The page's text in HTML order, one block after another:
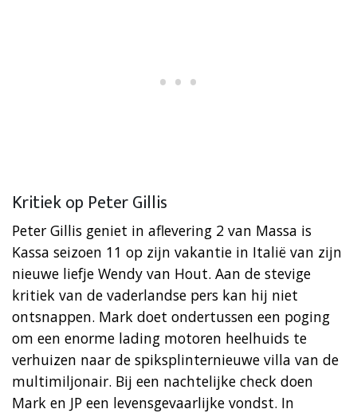
Kritiek op Peter Gillis
Peter Gillis geniet in aflevering 2 van Massa is
Kassa seizoen 11 op zijn vakantie in Italië van zijn
nieuwe liefje Wendy van Hout. Aan de stevige
kritiek van de vaderlandse pers kan hij niet
ontsnappen. Mark doet ondertussen een poging
om een enorme lading motoren heelhuids te
verhuizen naar de spiksplinternieuwe villa van de
multimiljonair. Bij een nachtelijke check doen
Mark en JP een levensgevaarlijke vondst. In